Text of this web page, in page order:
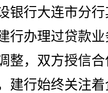
行大连市分行
行办理过贷款
整，双方授信
建行始终关注